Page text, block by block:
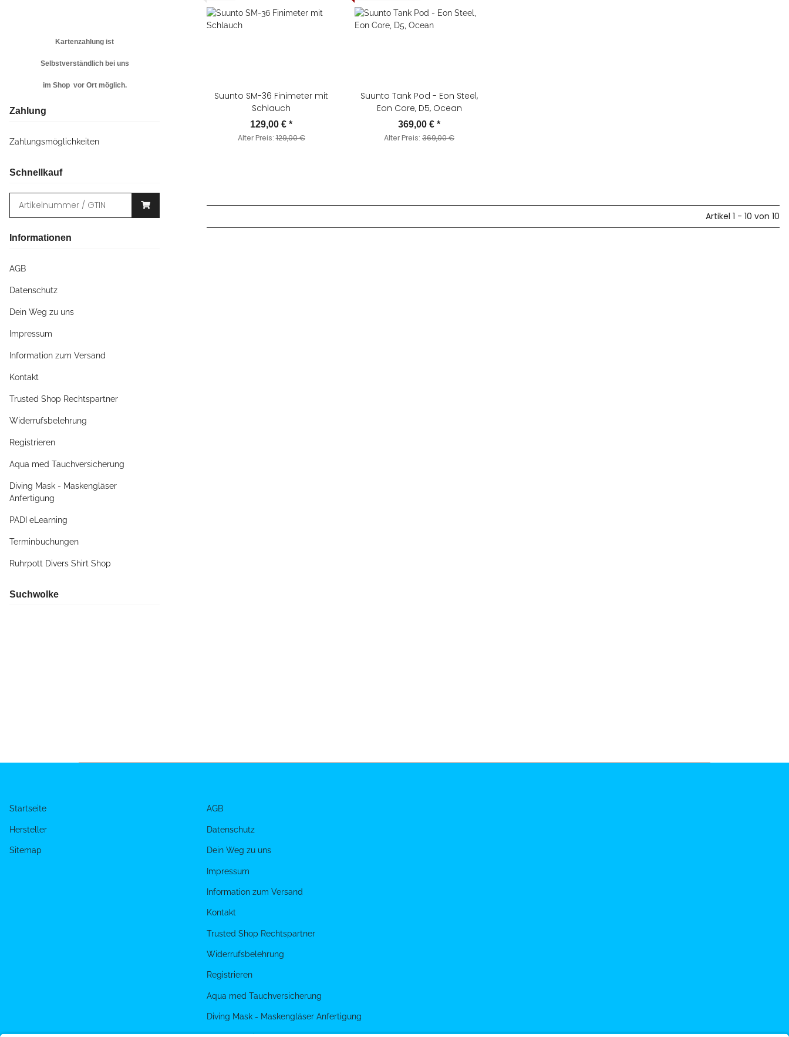
Suunto SM-36 Finimeter mit
Schlauch
129,00 € *
Alter Preis:129,00 €
Suunto Tank Pod - Eon Steel,
Eon Core, D5, Ocean
369,00 € *
Alter Preis: 369,00 €
Artikel 1 - 10 von 10
Kartenzahlung ist
Selbstverständlich bei uns
im Shop vor Ort möglich.
Zahlung
Zahlungsmöglichkeiten
Schnellkauf
Informationen
AGB
Datenschutz
Dein Weg zu uns
Impressum
Information zum Versand
Kontakt
Trusted Shop Rechtspartner
Widerrufsbelehrung
Registrieren
Aqua med Tauchversicherung
Diving Mask - Maskengläser
Anfertigung
PADI eLearning
Terminbuchungen
Ruhrpott Divers Shirt Shop
Suchwolke
Startseite
Hersteller
Sitemap
AGB
Datenschutz
Dein Weg zu uns
Impressum
Information zum Versand
Kontakt
Trusted Shop Rechtspartner
Widerrufsbelehrung
Registrieren
Aqua med Tauchversicherung
Diving Mask - Maskengläser Anfertigung